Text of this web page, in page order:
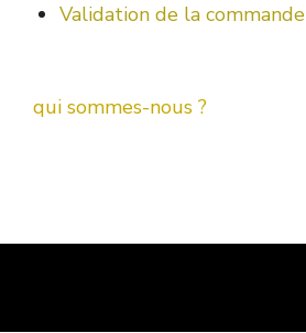
Validation de la commande
qui sommes-nous ?